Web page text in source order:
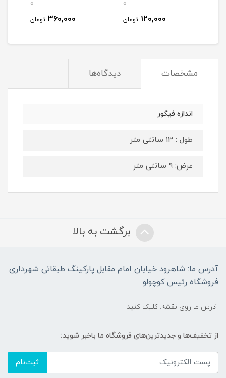
0
120,000 تومان
0
360,000 تومان
مشخصات دیدگاه‌ها
اندازه فیگور
طول : 13 سانتی متر
عرض: 9 سانتی متر
برگشت به بالا
آدرس ما: شاهرود خیابان امام مقابل پارکینگ طبقاتی شهرداری
فروشگاه رئیس کوچولو
آدرس ما روی نقشه: کلیک کنید
از تخفیف‌ها و جدیدترین‌های فروشگاه ما باخبر شوید:
ثبت‌نام